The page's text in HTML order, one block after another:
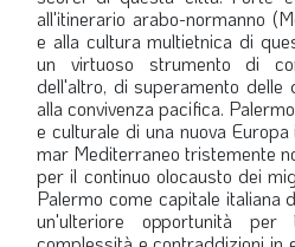
LE FOTO DEL FIL
IN QUESTO NUMERO
SCENARIO
SPAZIO APERTO
GOVERNANCE
FONDAZIONE
all'itinerario arabo-normanno
e alla cultura multietnica di
un virtuoso strumento di
dell'altro, di superamento delle
alla convivenza pacifica.
e culturale di una nuova
mar Mediterraneo tristemente
per il continuo olocausto dei
Palermo come capitale italiana
un'ulteriore opportunità